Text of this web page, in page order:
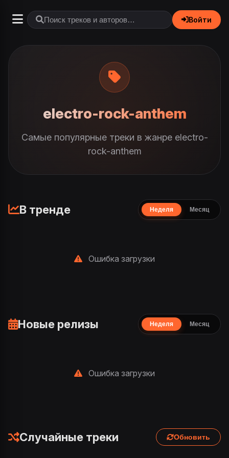
Войти
electro-rock-anthem
Самые популярные треки в жанре electro-
rock-anthem
В тренде Неделя Месяц
Ошибка загрузки
Новые релизы Неделя Месяц
Ошибка загрузки
Случайные треки Обновить